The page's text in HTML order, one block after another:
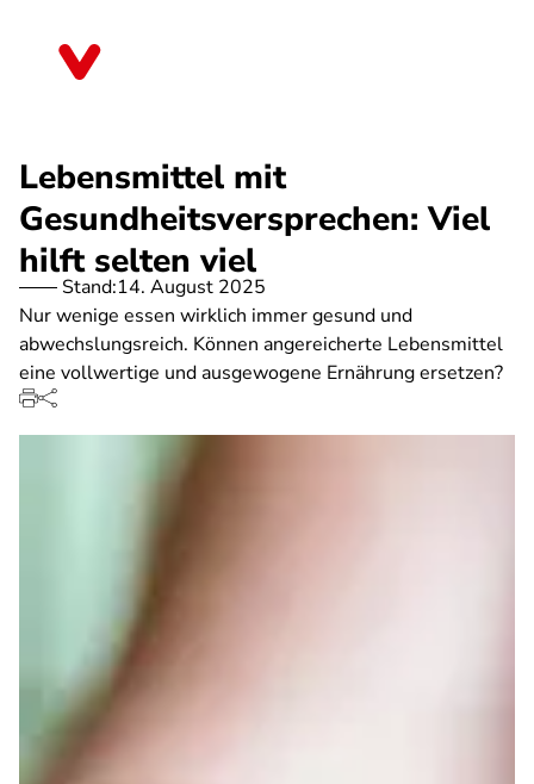
Lebensmittel mit
Gesundheitsversprechen: Viel
hilft selten viel
Stand:14. August 2025
Nur wenige essen wirklich immer gesund und
abwechslungsreich. Können angereicherte Lebensmittel
eine vollwertige und ausgewogene Ernährung ersetzen?